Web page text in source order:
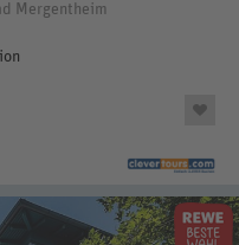
Mergentheim